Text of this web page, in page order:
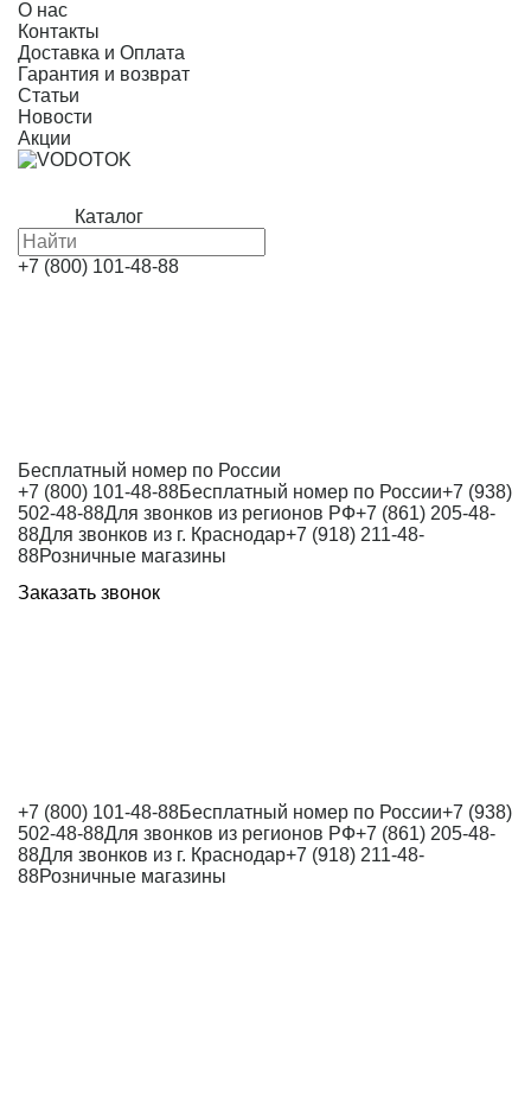
О нас
Контакты
Доставка и Оплата
Гарантия и возврат
Статьи
Новости
Акции
Каталог
+7 (800) 101-48-88
Бесплатный номер по России
+7 (800) 101-48-88Бесплатный номер по России+7 (938)
502-48-88Для звонков из регионов РФ+7 (861) 205-48-
88Для звонков из г. Краснодар+7 (918) 211-48-
88Розничные магазины
Заказать звонок
+7 (800) 101-48-88Бесплатный номер по России+7 (938)
502-48-88Для звонков из регионов РФ+7 (861) 205-48-
88Для звонков из г. Краснодар+7 (918) 211-48-
88Розничные магазины